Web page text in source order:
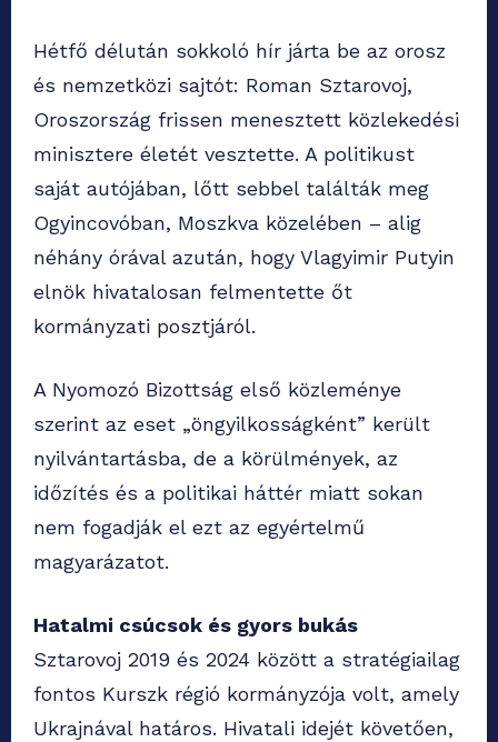
Hétfő délután sokkoló hír járta be az orosz
és nemzetközi sajtót: Roman Sztarovoj,
Oroszország frissen menesztett közlekedési
minisztere életét vesztette. A politikust
saját autójában, lőtt sebbel találták meg
Ogyincovóban, Moszkva közelében – alig
néhány órával azután, hogy Vlagyimir Putyin
elnök hivatalosan felmentette őt
kormányzati posztjáról.
A Nyomozó Bizottság első közleménye
szerint az eset „öngyilkosságként” került
nyilvántartásba, de a körülmények, az
időzítés és a politikai háttér miatt sokan
nem fogadják el ezt az egyértelmű
magyarázatot.
Hatalmi csúcsok és gyors bukás
Sztarovoj 2019 és 2024 között a stratégiailag
fontos Kurszk régió kormányzója volt, amely
Ukrajnával határos. Hivatali idejét követően,